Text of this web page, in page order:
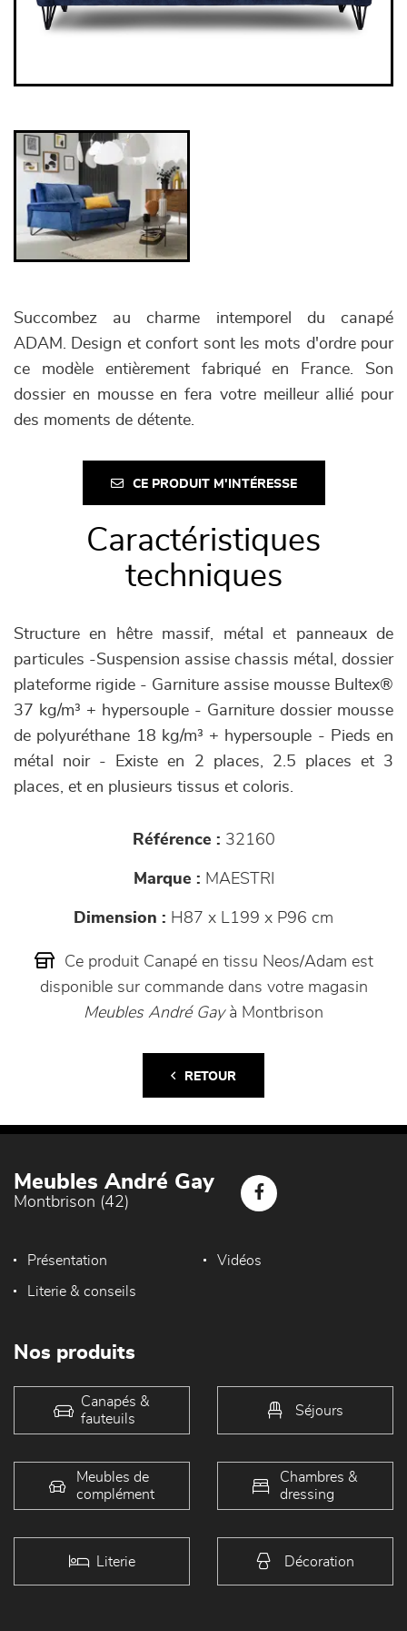
Succombez au charme intemporel du canapé
ADAM. Design et confort sont les mots d'ordre pour
ce modèle entièrement fabriqué en France. Son
dossier en mousse en fera votre meilleur allié pour
des moments de détente.
CE PRODUIT M'INTÉRESSE
Caractéristiques
techniques
Structure en hêtre massif, métal et panneaux de
particules -Suspension assise chassis métal, dossier
plateforme rigide - Garniture assise mousse Bultex®
37 kg/m³ + hypersouple - Garniture dossier mousse
de polyuréthane 18 kg/m³ + hypersouple - Pieds en
métal noir - Existe en 2 places, 2.5 places et 3
places, et en plusieurs tissus et coloris.
Référence : 32160
Marque : MAESTRI
Dimension : H87 x L199 x P96 cm
Ce produit Canapé en tissu Neos/Adam est
disponible sur commande dans votre magasin
Meubles André Gayà Montbrison
RETOUR
Meubles André Gay
Montbrison (42)
Présentation Vidéos
Literie & conseils
Nos produits
Canapés &
fauteuils
Séjours
Meubles de
complément
Chambres &
dressing
Literie Décoration